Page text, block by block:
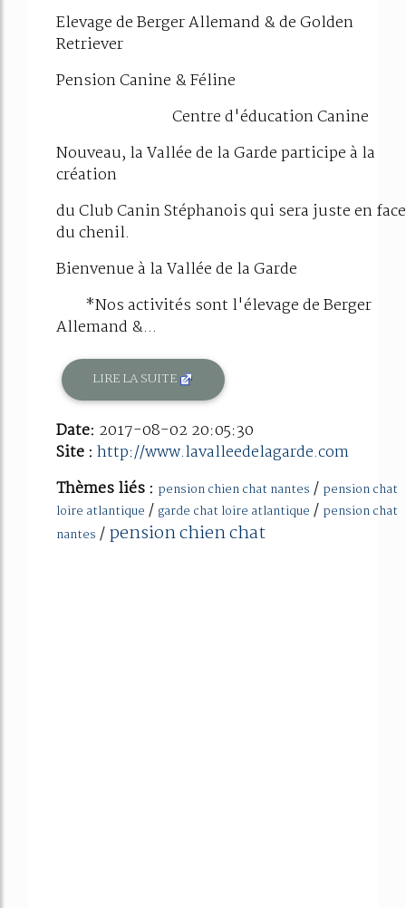
Elevage de Berger Allemand & de Golden
Retriever
Pension Canine & Féline
Centre d'éducation Canine
Nouveau, la Vallée de la Garde participe à la
création
du Club Canin Stéphanois qui sera juste en face
du chenil.
Bienvenue à la Vallée de la Garde
*Nos activités sont l'élevage de Berger
Allemand &...
LIRE LA SUITE
Date: 2017-08-02 20:05:30
Site : http://www.lavalleedelagarde.com
Thèmes liés : pension chien chat nantes / pension chat
loire atlantique / garde chat loire atlantique / pension chat
nantes /pension chien chat